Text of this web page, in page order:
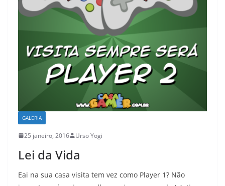
GALERIA
25 janeiro, 2016 Urso Yogi
Lei da Vida
Eai na sua casa visita tem vez como Player 1? Não